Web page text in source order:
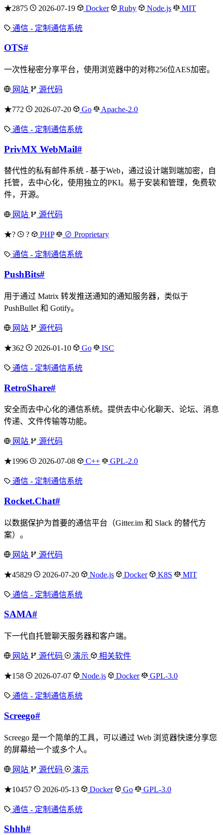
★2875 2026-07-19 Docker Ruby Node.js MIT
通信 - 定制通信系统
OTS#
一次性秘密分享平台，使用浏览器中的对称256位AES加密。
网站 源代码
★772 2026-07-20 Go Apache-2.0
通信 - 定制通信系统
PrivMX WebMail#
替代性的私有邮件系统 - 基于Web，通过设计端到端加密，自
托管，去中心化，使用独立的PKI。易于安装和管理，免费软
件，开源。
网站 源代码
★? ? PHP ⊘ Proprietary
通信 - 定制通信系统
PushBits#
用于通过 Matrix 转发推送通知的通知服务器，类似于
PushBullet 和 Gotify。
网站 源代码
★362 2026-01-10 Go ISC
通信 - 定制通信系统
RetroShare#
安全而去中心化的通信系统。提供去中心化聊天、论坛、消息
传递、文件传输等功能。
网站 源代码
★1996 2026-07-08 C++ GPL-2.0
通信 - 定制通信系统
Rocket.Chat#
以数据保护为首要的通信平台（Gitter.im 和 Slack 的替代方
案）。
网站 源代码
★45829 2026-07-20 Node.js Docker K8S MIT
通信 - 定制通信系统
SAMA#
下一代自托管聊天服务器和客户端。
网站 源代码 演示 相关软件
★158 2026-07-07 Node.js Docker GPL-3.0
通信 - 定制通信系统
Screego#
Screego 是一个简单的工具，可以通过 Web 浏览器快速分享您
的屏幕给一个或多个人。
网站 源代码 演示
★10457 2026-05-13 Docker Go GPL-3.0
通信 - 定制通信系统
Shhh#